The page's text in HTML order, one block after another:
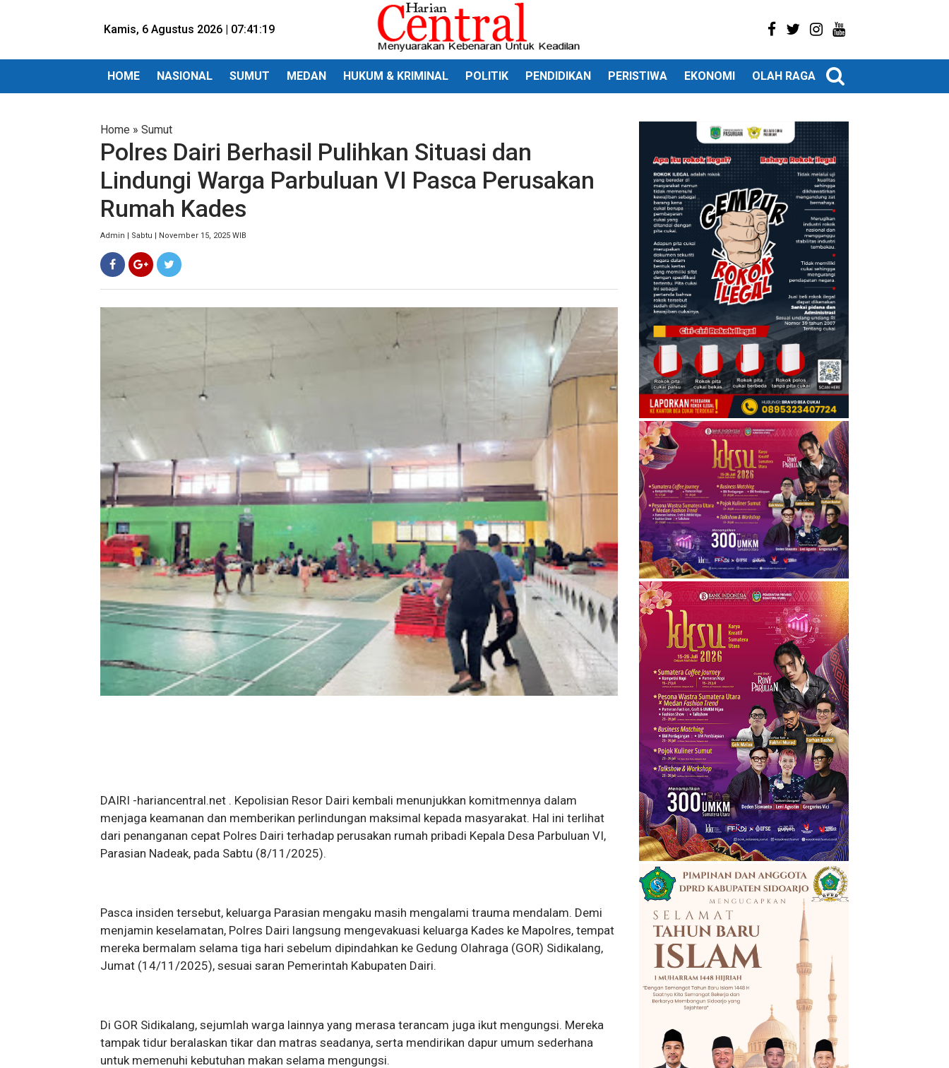
Kamis, 6 Agustus 2026 | 07:41:21
HOME NASIONAL SUMUT MEDAN HUKUM & KRIMINAL POLITIK PENDIDIKAN PERISTIWA EKONOMI OLAH RAGA
Home » Sumut
Polres Dairi Berhasil Pulihkan Situasi dan
Lindungi Warga Parbuluan VI Pasca Perusakan
Rumah Kades
Admin | Sabtu | November 15, 2025 WIB
DAIRI -hariancentral.net . Kepolisian Resor Dairi kembali menunjukkan komitmennya dalam
menjaga keamanan dan memberikan perlindungan maksimal kepada masyarakat. Hal ini terlihat
dari penanganan cepat Polres Dairi terhadap perusakan rumah pribadi Kepala Desa Parbuluan VI,
Parasian Nadeak, pada Sabtu (8/11/2025).
Pasca insiden tersebut, keluarga Parasian mengaku masih mengalami trauma mendalam. Demi
menjamin keselamatan, Polres Dairi langsung mengevakuasi keluarga Kades ke Mapolres, tempat
mereka bermalam selama tiga hari sebelum dipindahkan ke Gedung Olahraga (GOR) Sidikalang,
Jumat (14/11/2025), sesuai saran Pemerintah Kabupaten Dairi.
Di GOR Sidikalang, sejumlah warga lainnya yang merasa terancam juga ikut mengungsi. Mereka
tampak tidur beralaskan tikar dan matras seadanya, serta mendirikan dapur umum sederhana
untuk memenuhi kebutuhan makan selama mengungsi.